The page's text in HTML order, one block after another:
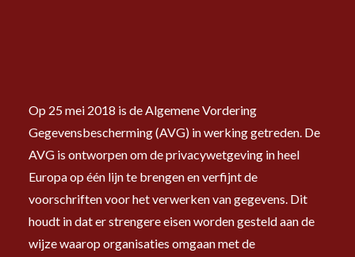
Op 25 mei 2018 is de Algemene Vordering
Gegevensbescherming (AVG) in werking getreden. De
AVG is ontworpen om de privacywetgeving in heel
Europa op één lijn te brengen en verfijnt de
voorschriften voor het verwerken van gegevens. Dit
houdt in dat er strengere eisen worden gesteld aan de
wijze waarop organisaties omgaan met de